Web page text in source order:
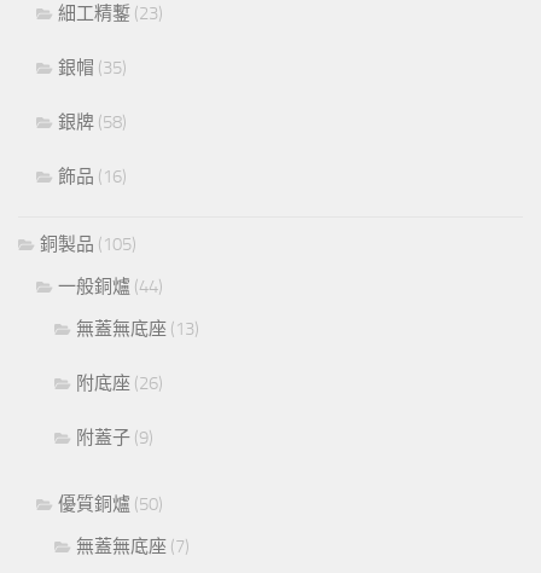
細工精鏨 (23)
銀帽 (35)
銀牌 (58)
飾品 (16)
銅製品 (105)
一般銅爐 (44)
無蓋無底座 (13)
附底座 (26)
附蓋子 (9)
優質銅爐 (50)
無蓋無底座 (7)